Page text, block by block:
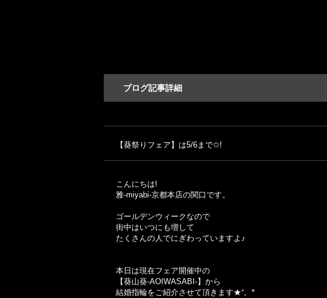
ブログ記事詳細
【葵祭りフェア】は5/6まで✩!
こんにちは!
雅-miyabi-京都本店の関口です。
ゴールデンウィークなので
街中はいつにも増して
たくさんの人でにぎわっていますよ♪
本日は現在フェア開催中の
【葵山葵‐AOIWASABI‐】から
結婚指輪をご紹介させて頂きます★⁺。*